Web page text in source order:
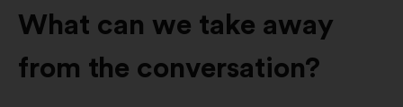
What can we take away
from the conversation?